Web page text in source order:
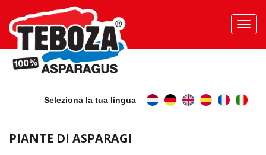
Seleziona la tua lingua
PIANTE DI ASPARAGI